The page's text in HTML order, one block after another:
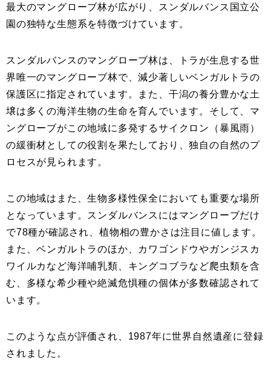
最大のマングローブ林が広がり、スンダルバンス国立公
園の独特な生態系を特徴づけています。
スンダルバンスのマングローブ林は、トラが生息する世
界唯一のマングローブ林で、減少著しいベンガルトラの
保護区に指定されています。また、干潟の養分豊かな土
壌は多くの海洋生物の生命を育んでいます。そして、マ
ングローブがこの地域に多発するサイクロン（暴風雨）
の緩衝材としての役割を果たしており、独自の自然のプ
ロセスが見られます。
この地域はまた、生物多様性保全においても重要な場所
となっています。スンダルバンスにはマングローブだけ
で78種が確認され、植物相の豊かさは注目に値します。
また、ベンガルトラのほか、カワゴンドウやガンジスカ
ワイルカなど海洋哺乳類、キングコブラなど爬虫類を含
む、多様な希少種や絶滅危惧種の個体が多数確認されて
います。
このような点が評価され、1987年に世界自然遺産に登録
されました。